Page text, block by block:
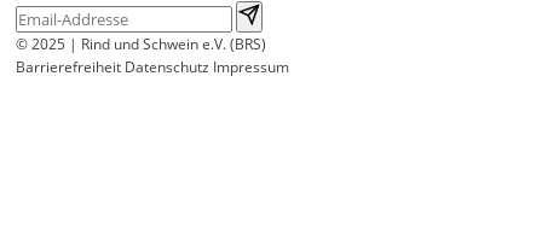
© 2025 | Rind und Schwein e.V. (BRS)
Barrierefreiheit Datenschutz Impressum